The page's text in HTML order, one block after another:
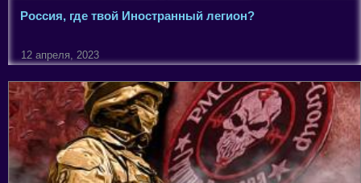
Россия, где твой Иностранный легион?
12 апреля, 2023